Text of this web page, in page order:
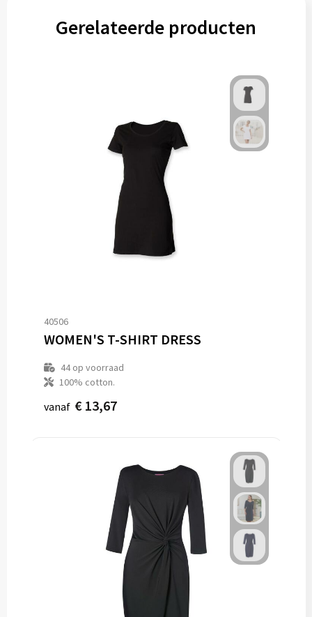
Gerelateerde producten
40506
WOMEN'S T-SHIRT DRESS
44op voorraad
100% cotton.
vanaf € 13,67